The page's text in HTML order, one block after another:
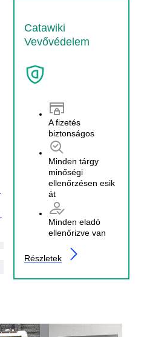
Catawiki
Vevővédelem
A fizetés
biztonságos
Minden tárgy
minőségi
ellenőrzésen esik
át
Minden eladó
ellenőrizve van
Részletek